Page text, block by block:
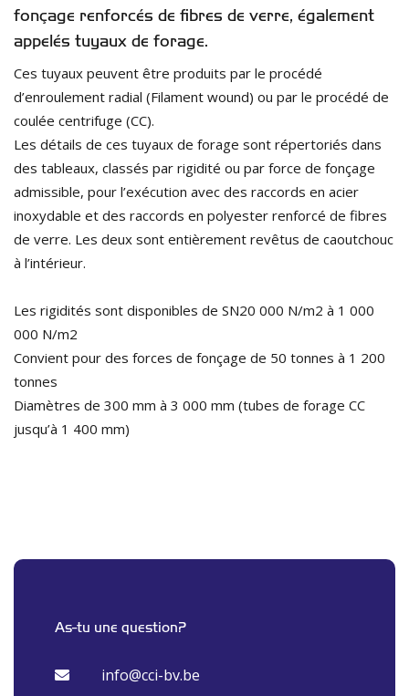
fonçage renforcés de fibres de verre, également
appelés tuyaux de forage.
Ces tuyaux peuvent être produits par le procédé
d’enroulement radial (Filament wound) ou par le procédé de
coulée centrifuge (CC).
Les détails de ces tuyaux de forage sont répertoriés dans
des tableaux, classés par rigidité ou par force de fonçage
admissible, pour l’exécution avec des raccords en acier
inoxydable et des raccords en polyester renforcé de fibres
de verre. Les deux sont entièrement revêtus de caoutchouc
à l’intérieur.
Les rigidités sont disponibles de SN20 000 N/m2 à 1 000
000 N/m2
Convient pour des forces de fonçage de 50 tonnes à 1 200
tonnes
Diamètres de 300 mm à 3 000 mm (tubes de forage CC
jusqu’à 1 400 mm)
As-tu une question?
info@cci-bv.be